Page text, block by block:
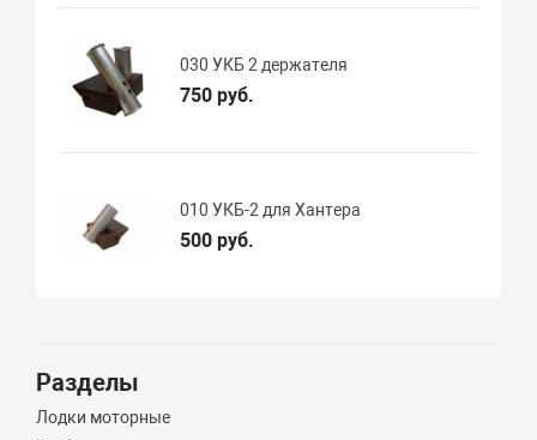
030 УКБ 2 держателя
750 руб.
010 УКБ-2 для Хантера
500 руб.
Разделы
Лодки моторные